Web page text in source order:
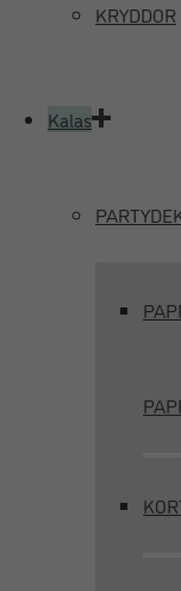
KRYDDOR
Kalas